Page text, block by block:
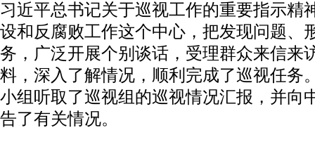
习近平总书记关于巡视工作的重要指示精
设和反腐败工作这个中心，把发现问题、
务，广泛开展个别谈话，受理群众来信来
料，深入了解情况，顺利完成了巡视任务
小组听取了巡视组的巡视情况汇报，并向
告了有关情况。